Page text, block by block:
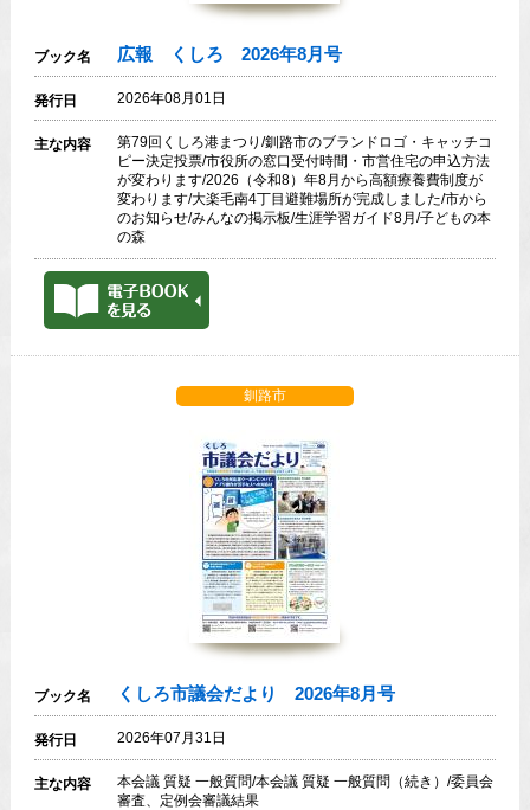
ブック名 広報 くしろ 2026年8月号
発行日 2026年08月01日
主な内容
第79回くしろ港まつり/釧路市のブランドロゴ・キャッチコ
ピー決定投票/市役所の窓口受付時間・市営住宅の申込方法
が変わります/2026（令和8）年8月から高額療養費制度が
変わります/大楽毛南4丁目避難場所が完成しました/市から
のお知らせ/みんなの掲示板/生涯学習ガイド8月/子どもの本
の森
釧路市
ブック名 くしろ市議会だより 2026年8月号
発行日 2026年07月31日
主な内容
本会議 質疑 一般質問/本会議 質疑 一般質問（続き）/委員会
審査、定例会審議結果